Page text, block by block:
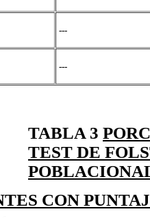
---
---
TABLA 3
TEST DE
CON